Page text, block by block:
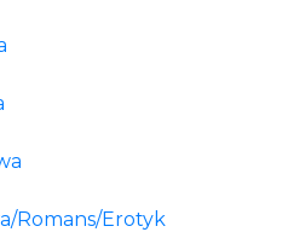
Romans/Erotyk